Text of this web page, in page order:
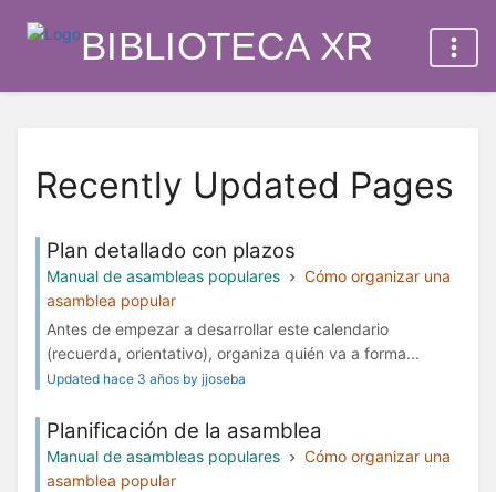
BIBLIOTECA XR
Recently Updated Pages
Plan detallado con plazos
Manual de asambleas populares
Cómo organizar una
asamblea popular
Antes de empezar a desarrollar este calendario
(recuerda, orientativo), organiza quién va a forma...
Updated hace 3 años by jjoseba
Planificación de la asamblea
Manual de asambleas populares
Cómo organizar una
asamblea popular